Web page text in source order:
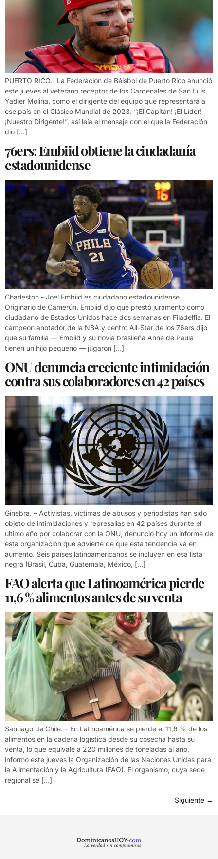
PUERTO RICO.- La Federación de Béisbol de Puerto Rico anunció
este jueves al veterano receptor de los Cardenales de San Luis,
Yadier Molina, como el dirigente del equipo que representará a
ese país en el Clásico Mundial de 2023. “¡El Capitán! ¡El Líder!
¡Nuestro Dirigente!”, así leía el mensaje con el que la Federación
dio […]
76ers: Embiid obtiene la ciudadanía
estadounidense
Charleston.- Joel Embiid es ciudadano estadounidense.
Originario de Camerún, Embiid dijo que prestó juramento como
ciudadano de Estados Unidos hace dos semanas en Filadelfia. El
campeón anotador de la NBA y centro All-Star de los 76ers dijo
que su familia — Embiid y su novia brasileña Anne de Paula
tienen un hijo pequeño — jugaron […]
ONU denuncia creciente intimidación
contra sus colaboradores en 42 países
Ginebra. – Activistas, víctimas de abusos y periodistas han sido
objeto de intimidaciones y represalias en 42 países durante el
último año por colaborar con la ONU, denunció hoy un informe de
esta organización que advierte de que esta tendencia va en
aumento. Seis países latinoamericanos se incluyen en esa lista
negra (Brasil, Cuba, Guatemala, México, […]
FAO alerta que Latinoamérica pierde
11,6 % alimentos antes de su venta
Santiago de Chile. – En Latinoamérica se pierde el 11,6 % de los
alimentos en la cadena logística desde su cosecha hasta su
venta, lo que equivale a 220 millones de toneladas al año,
informó este jueves la Organización de las Naciones Unidas para
la Alimentación y la Agricultura (FAO). El organismo, cuya sede
regional se […]
Siguiente →